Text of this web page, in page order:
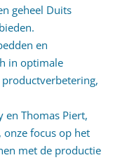
geheel Duits
en
in optimale
en Thomas Piert,
focus op het
met de productie